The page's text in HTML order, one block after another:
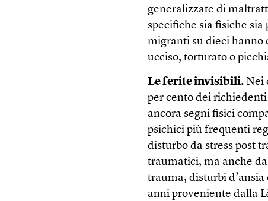
generalizzate di
specifiche sia fisiche
migranti su dieci hanno
ucciso, torturato o
Le ferite invisibili. Nei
per cento dei
ancora segni fisici
psichici più frequenti
disturbo da stress post
traumatici, ma anche
trauma, disturbi
anni proveniente dalla